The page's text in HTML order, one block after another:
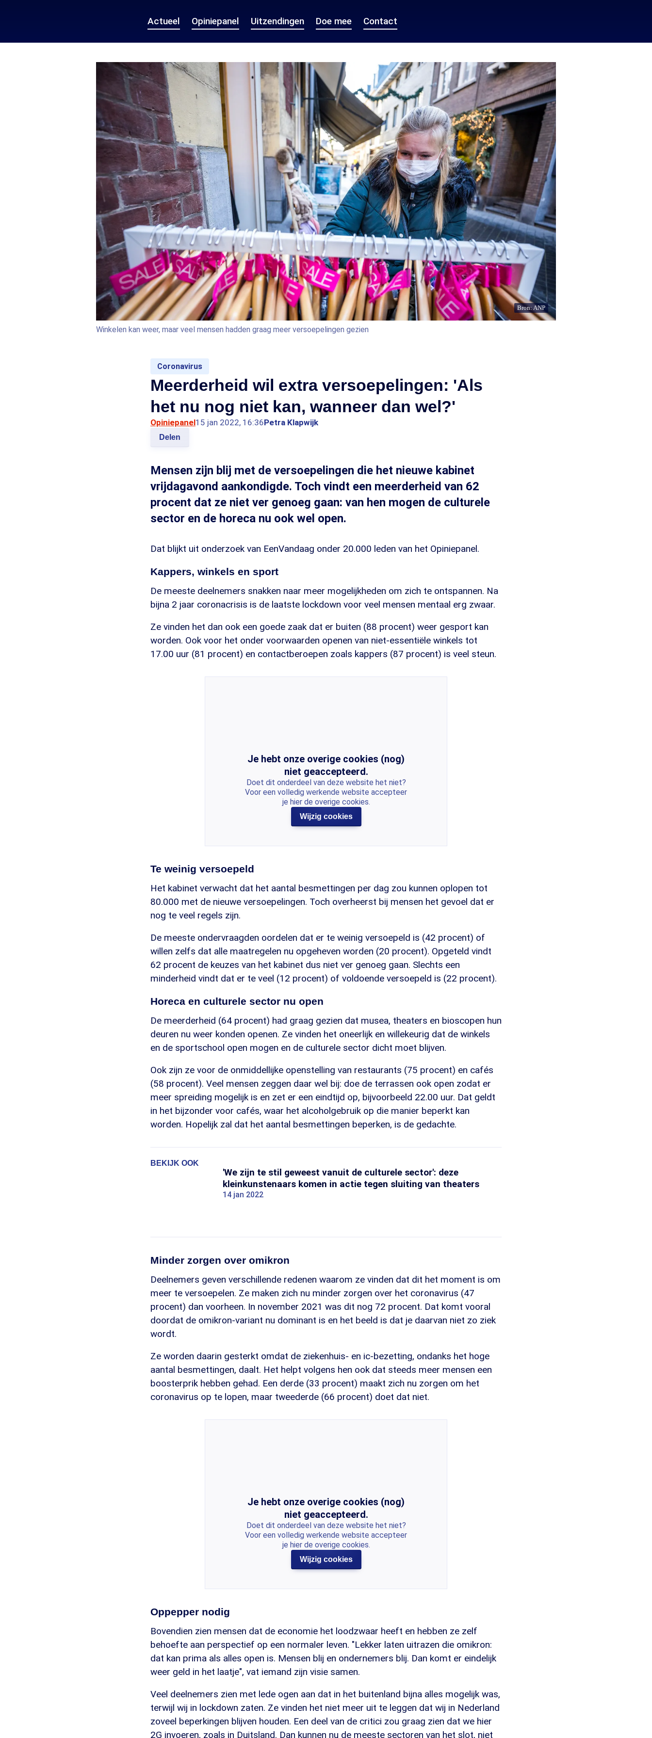
Actueel Opiniepanel Uitzendingen Doe mee Contact
Bron: ANP
Winkelen kan weer, maar veel mensen hadden graag meer versoepelingen gezien
Coronavirus
Meerderheid wil extra versoepelingen: 'Als
het nu nog niet kan, wanneer dan wel?'
Opiniepanel15 jan 2022, 16:36Petra Klapwijk
Delen
Mensen zijn blij met de versoepelingen die het nieuwe kabinet
vrijdagavond aankondigde. Toch vindt een meerderheid van 62
procent dat ze niet ver genoeg gaan: van hen mogen de culturele
sector en de horeca nu ook wel open.
Dat blijkt uit onderzoek van EenVandaag onder 20.000 leden van het Opiniepanel.
Kappers, winkels en sport
De meeste deelnemers snakken naar meer mogelijkheden om zich te ontspannen. Na
bijna 2 jaar coronacrisis is de laatste lockdown voor veel mensen mentaal erg zwaar.
Ze vinden het dan ook een goede zaak dat er buiten (88 procent) weer gesport kan
worden. Ook voor het onder voorwaarden openen van niet-essentiële winkels tot
17.00 uur (81 procent) en contactberoepen zoals kappers (87 procent) is veel steun.
Je hebt onze overige cookies (nog)
niet geaccepteerd.
Doet dit onderdeel van deze website het niet?
Voor een volledig werkende website accepteer
je hier de overige cookies.
Wijzig cookies
Te weinig versoepeld
Het kabinet verwacht dat het aantal besmettingen per dag zou kunnen oplopen tot
80.000 met de nieuwe versoepelingen. Toch overheerst bij mensen het gevoel dat er
nog te veel regels zijn.
De meeste ondervraagden oordelen dat er te weinig versoepeld is (42 procent) of
willen zelfs dat alle maatregelen nu opgeheven worden (20 procent). Opgeteld vindt
62 procent de keuzes van het kabinet dus niet ver genoeg gaan. Slechts een
minderheid vindt dat er te veel (12 procent) of voldoende versoepeld is (22 procent).
Horeca en culturele sector nu open
De meerderheid (64 procent) had graag gezien dat musea, theaters en bioscopen hun
deuren nu weer konden openen. Ze vinden het oneerlijk en willekeurig dat de winkels
en de sportschool open mogen en de culturele sector dicht moet blijven.
Ook zijn ze voor de onmiddellijke openstelling van restaurants (75 procent) en cafés
(58 procent). Veel mensen zeggen daar wel bij: doe de terrassen ook open zodat er
meer spreiding mogelijk is en zet er een eindtijd op, bijvoorbeeld 22.00 uur. Dat geldt
in het bijzonder voor cafés, waar het alcoholgebruik op die manier beperkt kan
worden. Hopelijk zal dat het aantal besmettingen beperken, is de gedachte.
BEKIJK OOK
'We zijn te stil geweest vanuit de culturele sector': deze
kleinkunstenaars komen in actie tegen sluiting van theaters
14 jan 2022
Minder zorgen over omikron
Deelnemers geven verschillende redenen waarom ze vinden dat dit het moment is om
meer te versoepelen. Ze maken zich nu minder zorgen over het coronavirus (47
procent) dan voorheen. In november 2021 was dit nog 72 procent. Dat komt vooral
doordat de omikron-variant nu dominant is en het beeld is dat je daarvan niet zo ziek
wordt.
Ze worden daarin gesterkt omdat de ziekenhuis- en ic-bezetting, ondanks het hoge
aantal besmettingen, daalt. Het helpt volgens hen ook dat steeds meer mensen een
boosterprik hebben gehad. Een derde (33 procent) maakt zich nu zorgen om het
coronavirus op te lopen, maar tweederde (66 procent) doet dat niet.
Je hebt onze overige cookies (nog)
niet geaccepteerd.
Doet dit onderdeel van deze website het niet?
Voor een volledig werkende website accepteer
je hier de overige cookies.
Wijzig cookies
Oppepper nodig
Bovendien zien mensen dat de economie het loodzwaar heeft en hebben ze zelf
behoefte aan perspectief op een normaler leven. "Lekker laten uitrazen die omikron:
dat kan prima als alles open is. Mensen blij en ondernemers blij. Dan komt er eindelijk
weer geld in het laatje", vat iemand zijn visie samen.
Veel deelnemers zien met lede ogen aan dat in het buitenland bijna alles mogelijk was,
terwijl wij in lockdown zaten. Ze vinden het niet meer uit te leggen dat wij in Nederland
zoveel beperkingen blijven houden. Een deel van de critici zou graag zien dat we hier
2G invoeren, zoals in Duitsland. Dan kunnen nu de meeste sectoren van het slot, niet